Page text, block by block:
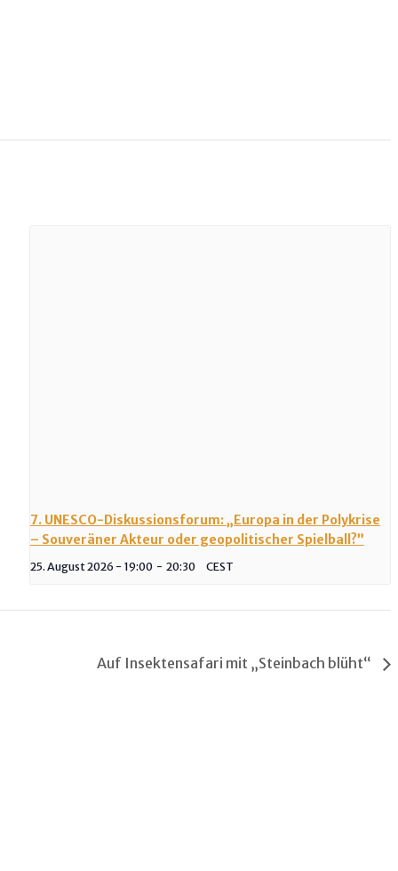
7. UNESCO-Diskussionsforum: „Europa in der Polykrise
– Souveräner Akteur oder geopolitischer Spielball?”
25. August 2026 - 19:00 - 20:30 CEST
Auf Insektensafari mit „Steinbach blüht“